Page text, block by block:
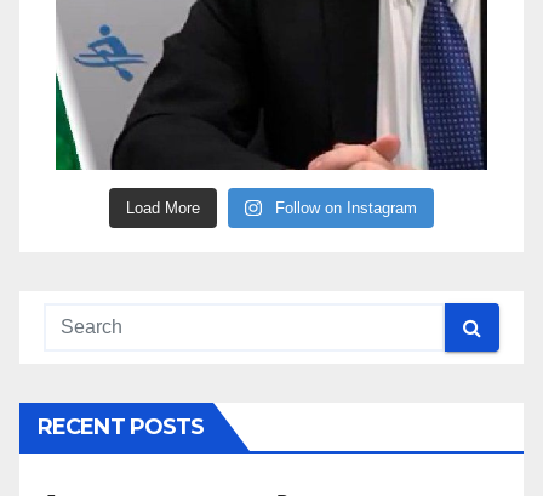
Load More Follow on Instagram
RECENT POSTS